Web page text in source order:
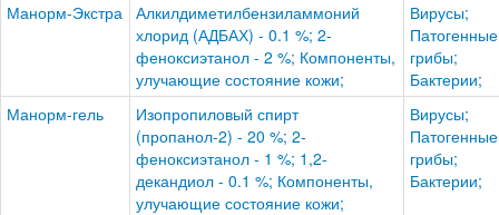
Манорм-Экстра Алкилдиметилбензиламмоний
хлорид (АДБАХ) - 0.1 %; 2-
феноксиэтанол - 2 %; Компоненты,
улучающие состояние кожи;
Вирусы;
Патогенные
грибы;
Бактерии;
Манорм-гель
Изопропиловый спирт
(пропанол-2) - 20 %; 2-
феноксиэтанол - 1 %; 1,2-
декандиол - 0.1 %; Компоненты,
улучающие состояние кожи;
Вирусы;
Патогенные
грибы;
Бактерии;